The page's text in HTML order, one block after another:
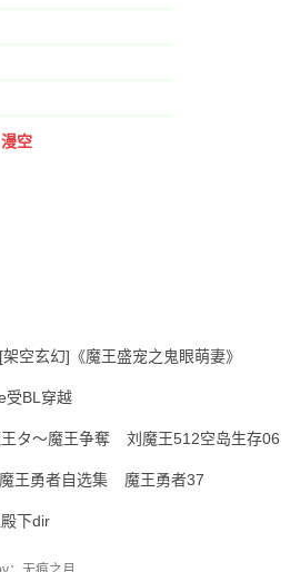
空
[架空玄幻]《魔王盛宠之鬼眼萌妻》
受BL穿越
タ～魔王争奪 刘魔王512空岛生存06
王勇者自选集 魔王勇者37
下dir